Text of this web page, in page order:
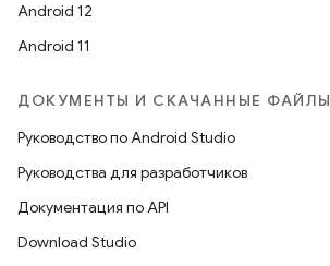
Android 12
Android 11
ДОКУМЕНТЫ И СКАЧАННЫЕ ФАЙЛЫ
Руководство по Android Studio
Руководства для разработчиков
Документация по API
Download Studio